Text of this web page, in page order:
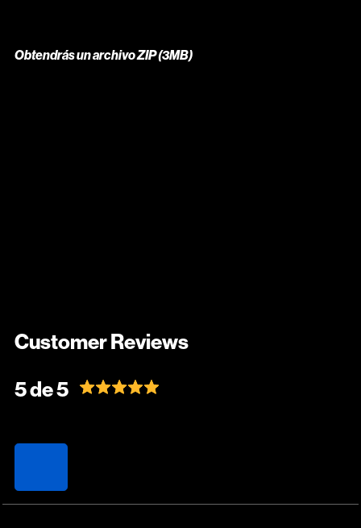
Obtendrás un archivo ZIP(3MB)
Customer Reviews
5 de 5